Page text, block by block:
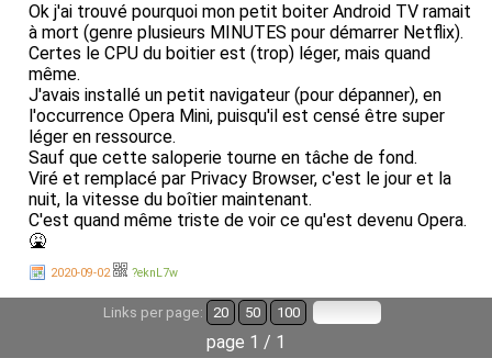
Ok j'ai trouvé pourquoi mon petit boiter Android TV ramait
à mort (genre plusieurs MINUTES pour démarrer Netflix).
Certes le CPU du boitier est (trop) léger, mais quand
même.
J'avais installé un petit navigateur (pour dépanner), en
l'occurrence Opera Mini, puisqu'il est censé être super
léger en ressource.
Sauf que cette saloperie tourne en tâche de fond.
Viré et remplacé par Privacy Browser, c'est le jour et la
nuit, la vitesse du boîtier maintenant.
C'est quand même triste de voir ce qu'est devenu Opera.
🤮
2020-09-02 ?eknL7w
Links per page: 20 50 100
page 1 / 1